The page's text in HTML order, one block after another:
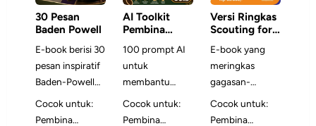
30 Pesan
Baden Powell
E-book berisi 30
pesan inspiratif
Baden-Powell
yang
dikembangkan
Cocok untuk:
Pembina
AI Toolkit
Pembina
Prompt AI
Siap Pakai
100 prompt AI
untuk
membantu
Pembina
Pramuka lebih
Cocok untuk:
Pembina
Versi Ringkas
Scouting for
E-book yang
meringkas
gagasan-
gagasan inti
Baden-Powell
Cocok untuk:
Pembina